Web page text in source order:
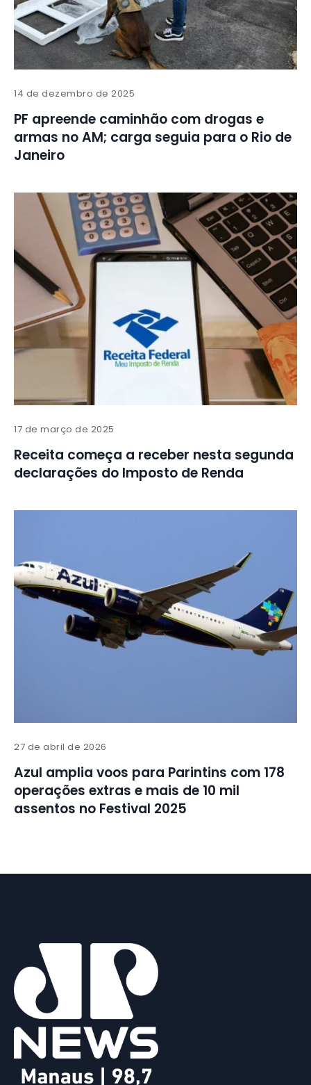
14 de dezembro de 2025
PF apreende caminhão com drogas e
armas no AM; carga seguia para o Rio de
Janeiro
17 de março de 2025
Receita começa a receber nesta segunda
declarações do Imposto de Renda
27 de abril de 2026
Azul amplia voos para Parintins com 178
operações extras e mais de 10 mil
assentos no Festival 2025